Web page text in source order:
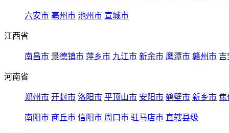
六安市 亳州市 池州市 宣城市
江西省
南昌市 景德镇市 萍乡市 九江市 新余市 鹰潭市 赣州市 吉
河南省
郑州市 开封市 洛阳市 平顶山市 安阳市 鹤壁市 新乡市 焦
南阳市 商丘市 信阳市 周口市 驻马店市 直辖县级